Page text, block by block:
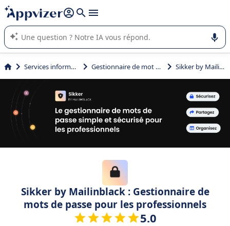
répondre (plusieurs lignes avec
L'IA de Appvizer vous guide dans l'utilisation ou la sélection de
logiciel SaaS en entreprise.
Services informatiques Gestionnaire de mot de passe Sikker by Mailinblack
Sikker by Mailinblack : Gestionnaire de
mots de passe pour les professionnels
5.0